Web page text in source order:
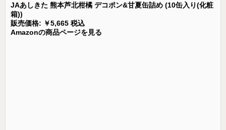
JAあしきた 熊本芦北柑橘 デコポン&甘夏缶詰め (10缶入り(化粧
箱))
販売価格: ￥5,665 税込
Amazonの商品ページを見る